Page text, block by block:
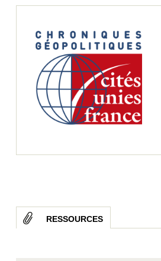
RESSOURCES